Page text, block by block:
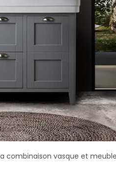
combinaison vasque et